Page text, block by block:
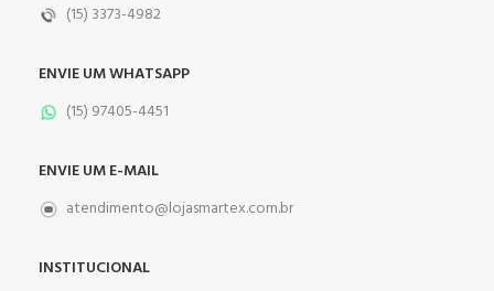
(15) 3373-4982
ENVIE UM WHATSAPP
(15) 97405-4451
ENVIE UM E-MAIL
atendimento@lojasmartex.com.br
INSTITUCIONAL